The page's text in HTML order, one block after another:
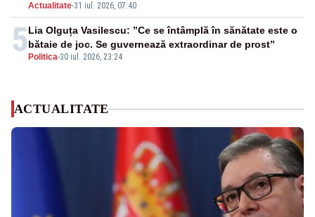
Actualitate-31 iul. 2026, 07:40
5 Politica-30 iul. 2026, 23:24
Lia Olguța Vasilescu: ”Ce se întâmplă în sănătate este o
bătaie de joc. Se guvernează extraordinar de prost”
ACTUALITATE